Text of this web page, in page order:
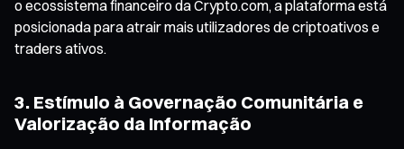
o ecossistema financeiro da Crypto.com, a plataforma está
posicionada para atrair mais utilizadores de criptoativos e
traders ativos.
3. Estímulo à Governação Comunitária e
Valorização da Informação